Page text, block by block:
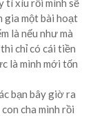
tí xíu rồi mình sẽ
gia một bài hoạt
là nếu như mà
chỉ có cái tiền
là mình mới tốn
bạn bây giờ ra
cha mình rồi